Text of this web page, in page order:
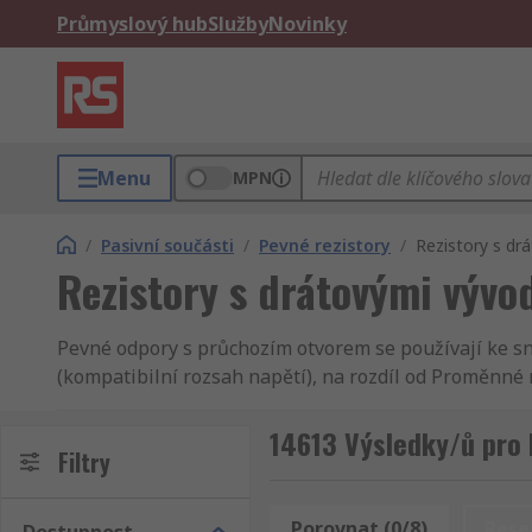
Průmyslový hubSlužbyNovinky
Menu MPN
/ Pasivní součásti / Pevné rezistory / Rezistory s
Rezistory s drátovými
Pevné odpory s průchozím otvorem se používají ke
(kompatibilní rozsah napětí), na rozdíl od
Pevné rezistory s průchozím otvorem jsou
ohebné vodiče, které jsou vloženy (automaticky
Kde jsou pevné rezistory s průchozím otvorem
Filtry 14613 Výsledky/ů